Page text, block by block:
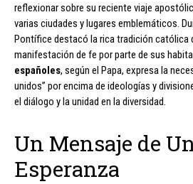
reflexionar sobre su reciente viaje
varias ciudades y lugares emblemáticos.
Pontífice destacó la rica tradición católica
manifestación de fe por parte de sus
españoles, según el Papa, expresa la
unidos” por encima de ideologías y
el diálogo y la unidad en la diversidad.
Un Mensaje de
Esperanza